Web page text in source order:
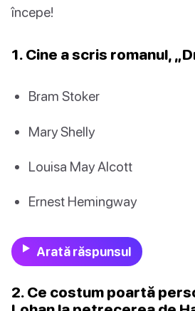
începe!
1. Cine a scris romanul,
Bram Stoker
Mary Shelly
Louisa May Alcott
Ernest Hemingway
Arată răspunsul
2. Ce costum poartă